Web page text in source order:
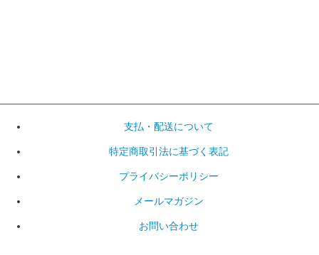
支払・配送について
特定商取引法に基づく表記
プライバシーポリシー
メールマガジン
お問い合わせ